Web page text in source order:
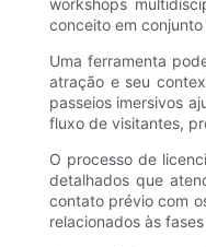
workshops
conceito em
Uma ferramenta
atração e seu
passeios imersivos
fluxo de visitantes,
O processo de
detalhados que
contato prévio com
relacionados às